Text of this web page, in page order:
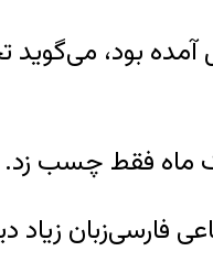
استانبول آمده
ماه فقط چسب
زیاد